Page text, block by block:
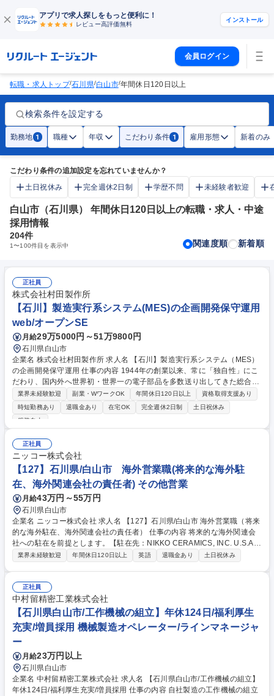
アプリで求人探しをもっと便利に！
レビュー高評価無料
インストール
会員ログイン
転職・求人トップ/石川県/白山市/年間休日120日以上
検索条件を設定する
勤務地 1 職種 年収 こだわり条件 1 雇用形態 新着のみ
こだわり条件の追加設定を忘れていませんか？
土日祝休み
完全週休2日制 学歴不問 未経験者歓迎
白山市（石川県） 年間休日120日以上の転職・求人・中途
採用情報
204件
1〜100件目を表示中 関連度順 新着順
正社員
株式会社村田製作所
【石川】製造実行系システム(MES)の企画開発保守運用
web/オープンSE
月給29万5000円～51万9800円
石川県白山市
企業名 株式会社村田製作所 求人名 【石川】製造実行系システム（MES）
の企画開発保守運用 仕事の内容 1944年の創業以来、常に「独自性」にこ
だわり、国内外へ世界初・世界一の電子部品を多数送り出してきた総合電
子部品メーカーです。そんな当社にて、新たに導入する製造系基幹システ
ム(MES)の企画・開発をお任せ。 【詳細】■スマートファクトリー化を実
現するために導入される、新たな業務プロセスをサポートする製造支援シ
備やシステムのデータを管理しデータマネジメントの企画、システム構築
を進めていただきます。 ■モノづくり現場メンバーと一緒に業務要件を整
理し、上流工程から参画しながらシステム開発に取り組んでいただきます
募集職種 【石川】製造実行系システム（MES）の企画開発保守運用
業界未経験歓迎 副業・WワークOK 年間休日120日以上
資格取得支援あり
時短勤務あり
退職金あり 在宅OK 完全週休2日制
土日祝休み
服装自由
正社員
ニッコー株式会社
【127】石川県/白山市 海外営業職(将来的な海外駐
在、海外関連会社の責任者) その他営業
月給43万円～55万円
石川県白山市
企業名 ニッコー株式会社 求人名 【127】石川県/白山市 海外営業職（将来
的な海外駐在、海外関連会社の責任者） 仕事の内容 将来的な海外関連会
社への駐在を前提とします。【駐在先：NIKKO CERAMICS, INC. U.S.A
（アメリカ・ニュージャージー州）※以下、通称：NCI】日本国内での数
得る方には適性検査を受検頂き、その結果も以て最終的に書類選考合否判
定します。 募集職種 【127】石川県/白山市 海外営業職（将来的な海外駐
在、海外関連会社の責任者）
業界未経験歓迎 年間休日120日以上 英語 退職金あり 土日祝休み
正社員
中村留精密工業株式会社
【石川県白山市/工作機械の組立】年休124日/福利厚生
充実/増員採用 機械製造オペレーター/ラインマネージャ
ー
月給23万円以上
石川県白山市
企業名 中村留精密工業株式会社 求人名 【石川県白山市/工作機械の組立】
年休124日/福利厚生充実/増員採用 仕事の内容 自社製造の工作機械の組立